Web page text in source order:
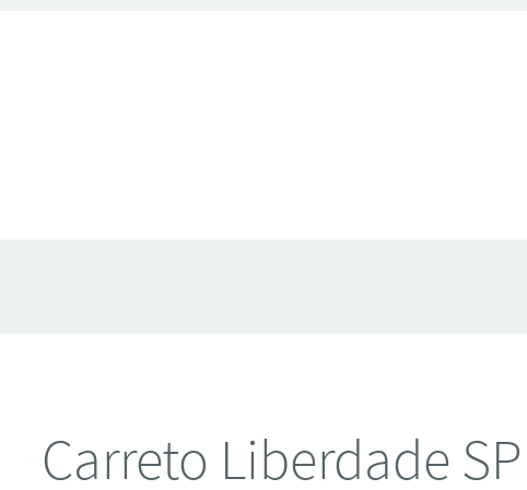
Carreto Liberdade SP